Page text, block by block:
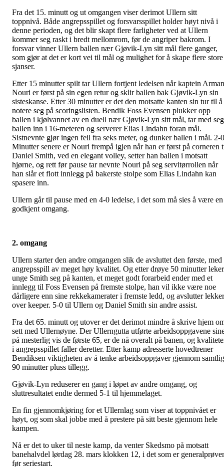
Fra det 15. minutt og ut omgangen viser derimot Ullern sitt
toppnivå. Både angrepsspillet og forsvarsspillet holder høyt nivå i
denne perioden, og det blir skapt flere farligheter ved at Ullern
kommer seg raskt i bredt mellomrom, før de angriper bakrom. I
forsvar vinner Ullern ballen nær Gjøvik-Lyn sitt mål flere ganger,
som gjør at det er kort vei til mål og mulighet for å skape flere store
sjanser.
Etter 15 minutter spilt tar Ullern fortjent ledelsen når kaptein Arman
Nouri er først på sin egen retur og sklir ballen bak Gjøvik-Lyn sin
sisteskanse. Etter 30 minutter er det den motsatte kanten sin tur til å
notere seg på scoringslisten. Bendik Foss Evensen plukker opp
ballen i kjølvannet av en duell nær Gjøvik-Lyn sitt mål, tar med seg
ballen inn i 16-meteren og serverer Elias Lindahn foran mål.
Sistnevnte gjør ingen feil fra seks meter, og dunker ballen i mål. 2-
Minutter senere er Nouri frempå igjen når han er først på corneren
Daniel Smith, ved en elegant volley, setter han ballen i motsatt
hjørne, og rett før pause tar nevnte Nouri på seg servitørrollen når
han slår et flott innlegg på bakerste stolpe som Elias Lindahn kan
spasere inn.
Ullern går til pause med en 4-0 ledelse, i det som må sies å være en
godkjent omgang.
2. omgang
Ullern starter den andre omgangen slik de avsluttet den første, med
angrepsspill av meget høy kvalitet. Og etter drøye 50 minutter leker
unge Smith seg på kanten, et meget godt forarbeid ender med et
innlegg til Foss Evensen på fremste stolpe, han vil ikke være noe
dårligere enn sine rekkekamerater i fremste ledd, og avslutter
over keeper. 5-0 til Ullern og Daniel Smith sin andre assist.
Fra det 65. minutt og utover er det derimot mindre å skrive hjem
sett med Ullernøyne. Der Ullerngutta utførte arbeidsoppgavene
på mesterlig vis de første 65, er de nå overalt på banen, og
i angrepsspillet faller deretter. Etter kamp adresserte hovedtrener
Bendiksen viktigheten av å tenke arbeidsoppgaver gjennom
90 minutter pluss tillegg.
Gjøvik-Lyn reduserer en gang i løpet av andre omgang, og
sluttresultatet endte dermed 5-1 til hjemmelaget.
En fin gjennomkjøring for et Ullernlag som viser at toppnivået er
høyt, og som skal jobbe med å prestere på sitt beste gjennom hele
kampen.
Nå er det to uker til neste kamp, da venter Skedsmo på motsatt
banehalvdel lørdag 28. mars klokken 12, i det som er
før seriestart.